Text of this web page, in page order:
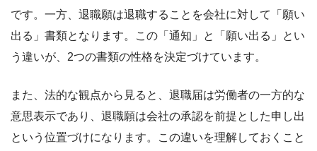
です。一方、退職願は退職することを会社に対して「願い
出る」書類となります。この「通知」と「願い出る」とい
う違いが、2つの書類の性格を決定づけています。
また、法的な観点から見ると、退職届は労働者の一方的な
意思表示であり、退職願は会社の承認を前提とした申し出
という位置づけになります。この違いを理解しておくこと